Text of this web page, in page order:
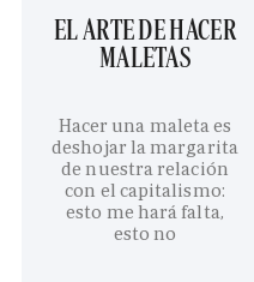
EL ARTE DE HACER
MALETAS
Hacer una maleta es
deshojar la margarita
de nuestra relación
con el capitalismo:
esto me hará falta,
esto no